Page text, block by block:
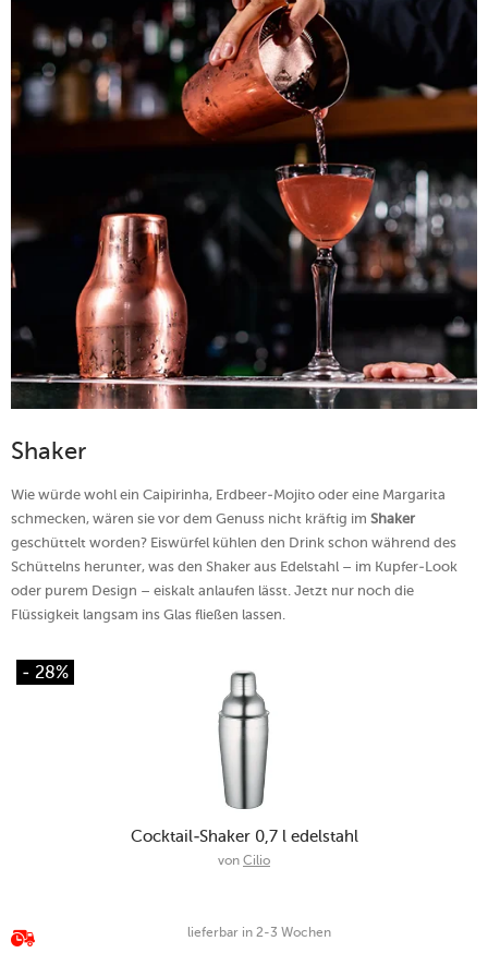
Shaker
Wie würde wohl ein Caipirinha, Erdbeer-Mojito oder eine Margarita
schmecken, wären sie vor dem Genuss nicht kräftig im Shaker
geschüttelt worden? Eiswürfel kühlen den Drink schon während des
Schüttelns herunter, was den Shaker aus Edelstahl – im Kupfer-Look
oder purem Design – eiskalt anlaufen lässt. Jetzt nur noch die
Flüssigkeit langsam ins Glas fließen lassen.
- 28%
Cocktail-Shaker 0,7 l edelstahl
von Cilio
lieferbar in 2-3 Wochen